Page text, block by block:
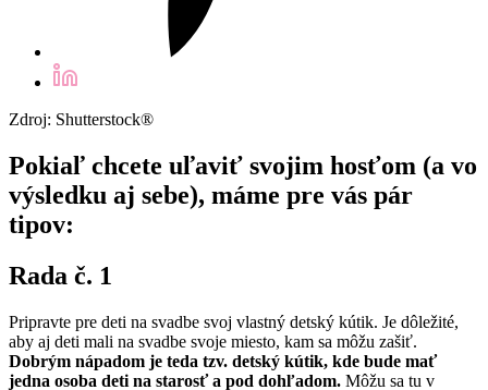
Zdroj: Shutterstock®
Pokiaľ chcete uľaviť svojim hosťom (a vo
výsledku aj sebe), máme pre vás pár
tipov:
Rada č. 1
Pripravte pre deti na svadbe svoj vlastný detský kútik. Je dôležité,
aby aj deti mali na svadbe svoje miesto, kam sa môžu zašiť.
Dobrým nápadom je teda tzv. detský kútik, kde bude mať
jedna osoba deti na starosť a pod dohľadom. Môžu sa tu v